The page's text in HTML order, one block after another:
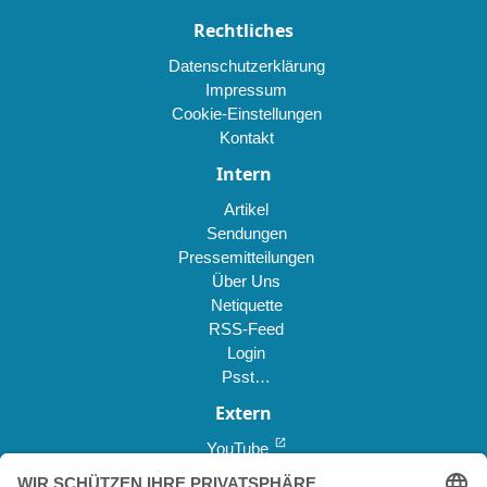
Rechtliches
Datenschutzerklärung
Impressum
Cookie-Einstellungen
Kontakt
Intern
Artikel
Sendungen
Pressemitteilungen
Über Uns
Netiquette
RSS-Feed
Login
Psst…
Extern
YouTube open_in_new
Reddit *